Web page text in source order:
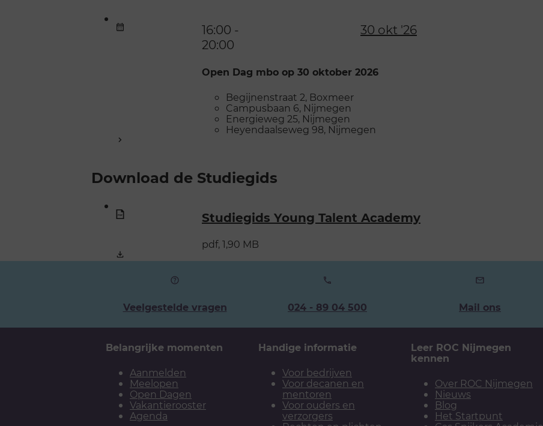
30 okt '26
16:00 -
20:00
Open Dag mbo op 30 oktober 2026
Begijnenstraat 2, Boxmeer
Campusbaan 6, Nijmegen
Energieweg 25, Nijmegen
Heyendaalseweg 98, Nijmegen
Download de Studiegids
Studiegids Young Talent Academy
pdf, 1,90 MB
Veelgestelde vragen
Ons
024 - 89 04 500 Mail ons
Belangrijke momenten
Aanmelden
Meelopen
Open Dagen
Vakantierooster
Agenda
Handige informatie
Voor bedrijven
Voor decanen en
mentoren
Voor ouders en
verzorgers
Leer ROC Nijmegen
kennen
Over ROC Nijmegen
Nieuws
Blog
Het Startpunt